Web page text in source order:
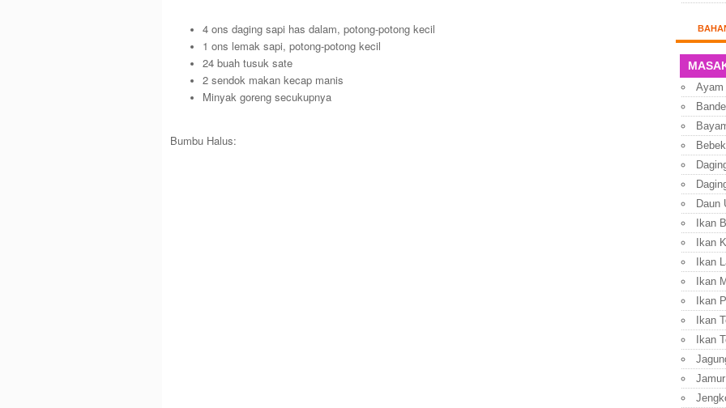
4 ons daging sapi has dalam, potong-potong kecil
1 ons lemak sapi, potong-potong kecil
24 buah tusuk sate
2 sendok makan kecap manis
Minyak goreng secukupnya
Bumbu Halus:
Ayam
Bebek
Daun
Ikan
Ikan
Ikan
Ikan
Ikan
Ikan
Ikan
Jamur